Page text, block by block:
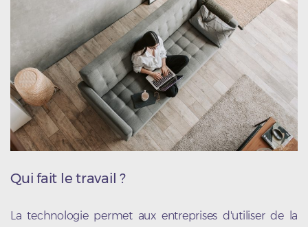
Qui fait le travail ?
La technologie permet aux entreprises d'utiliser de la